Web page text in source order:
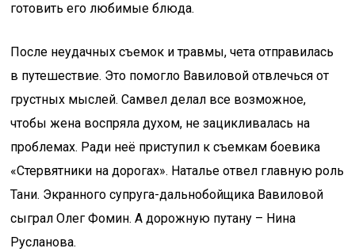
готовить его любимые блюда.
После неудачных съемок и травмы, чета отправилась
в путешествие. Это помогло Вавиловой отвлечься от
грустных мыслей. Самвел делал все возможное,
чтобы жена воспряла духом, не зацикливалась на
проблемах. Ради неё приступил к съемкам боевика
«Стервятники на дорогах». Наталье отвел главную роль
Тани. Экранного супруга-дальнобойщика Вавиловой
сыграл Олег Фомин. А дорожную путану – Нина
Русланова.